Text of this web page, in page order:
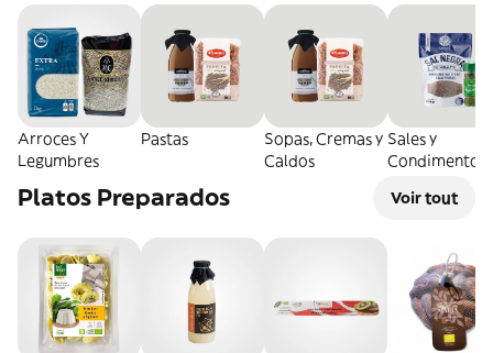
Arroces Y
Legumbres
Pastas
Sopas, Cremas y
Caldos
Sales y
Condimentos
Platos Preparados Voir tout